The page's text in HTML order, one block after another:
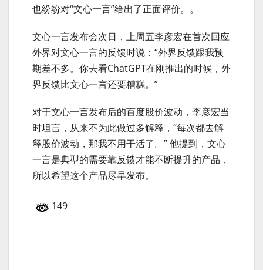
也纷纷对“文心一言”给出了正面评价。。
文心一言发布会次日，上周五李彦宏在首次回应
外界对文心一言的反馈时说：“外界反馈跟我预
期差不多。你去看ChatGPT在刚推出的时候，外
界反馈比文心一言还要糟糕。”
对于文心一言发布后的百度股价波动，李彦宏当
时坦言，从来不为此做过多解释，“每次都去解
释股价波动，那我不用干活了。” 他提到，文心
一言是典型的需要靠反馈才能不断提升的产品，
所以希望这个产品尽早发布。
149